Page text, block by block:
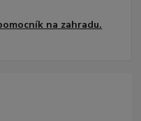
na zahradu.